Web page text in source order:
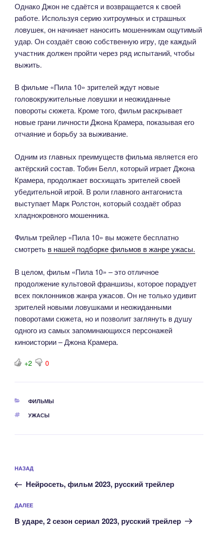
Однако Джон не сдаётся и возвращается к своей
работе. Используя серию хитроумных и страшных
ловушек, он начинает наносить мошенникам ощутимый
удар. Он создаёт свою собственную игру, где каждый
участник должен пройти через ряд испытаний, чтобы
выжить.
В фильме «Пила 10» зрителей ждут новые
головокружительные ловушки и неожиданные
повороты сюжета. Кроме того, фильм раскрывает
новые грани личности Джона Крамера, показывая его
отчаяние и борьбу за выживание.
Одним из главных преимуществ фильма является его
актёрский состав. Тобин Белл, который играет Джона
Крамера, продолжает восхищать зрителей своей
убедительной игрой. В роли главного антагониста
выступает Марк Ролстон, который создаёт образ
хладнокровного мошенника.
Фильм трейлер «Пила 10» вы можете бесплатно
смотреть в нашей подборке фильмов в жанре ужасы.
В целом, фильм «Пила 10» – это отличное
продолжение культовой франшизы, которое порадует
всех поклонников жанра ужасов. Он не только удивит
зрителей новыми ловушками и неожиданными
поворотами сюжета, но и позволит заглянуть в душу
одного из самых запоминающихся персонажей
киноистории – Джона Крамера.
+2 0
РУБРИКИ
ФИЛЬМЫ
МЕТКИ
УЖАСЫ
по
записям
Предыдущая
запись:
НАЗАД
Нейросеть, фильм 2023, русский трейлер
Следующая
запись
ДАЛЕЕ
В ударе, 2 сезон сериал 2023, русский трейлер